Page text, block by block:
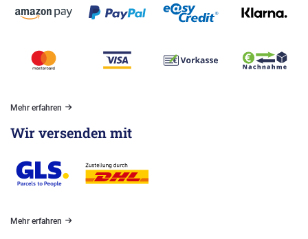
Mehr erfahren
Wir versenden mit
Mehr erfahren